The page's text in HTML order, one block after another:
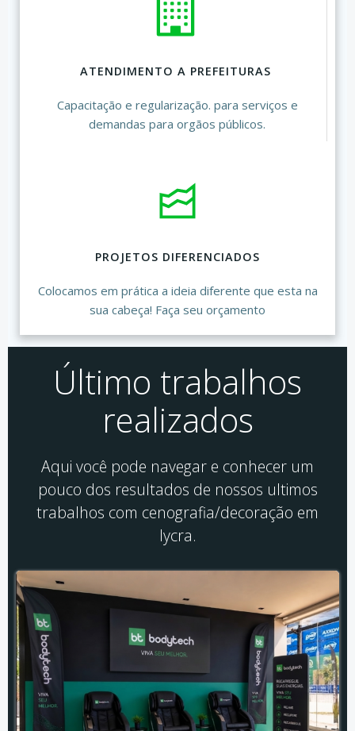
ATENDIMENTO A PREFEITURAS
Capacitação e regularização. para serviços e
demandas para orgãos públicos.
PROJETOS DIFERENCIADOS
Colocamos em prática a ideia diferente que esta na
sua cabeça! Faça seu orçamento
Último trabalhos
realizados
Aqui você pode navegar e conhecer um
pouco dos resultados de nossos ultimos
trabalhos com cenografia/decoração em
lycra.